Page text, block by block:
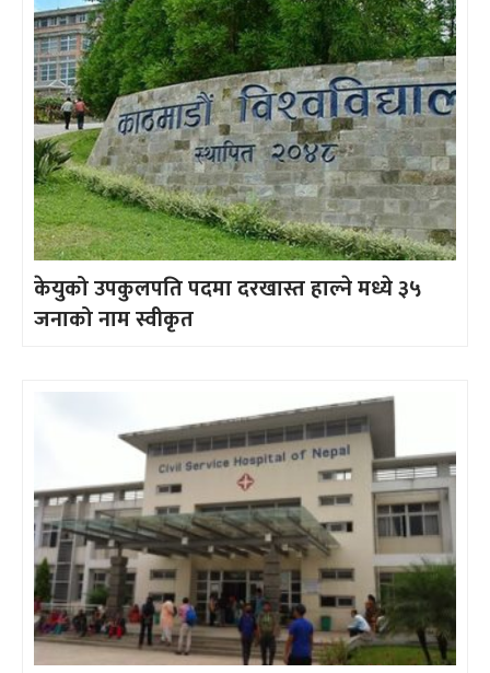
केयुको उपकुलपति पदमा दरखास्त हाल्ने मध्ये ३५
जनाको नाम स्वीकृत